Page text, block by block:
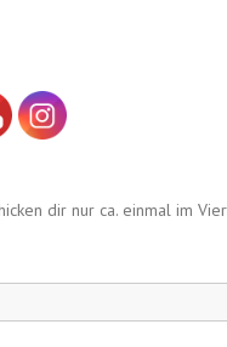
dir nur ca. einmal im